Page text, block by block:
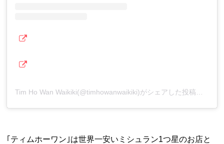
｢ティムホーワン｣は世界一安いミシュラン1つ星のお店と